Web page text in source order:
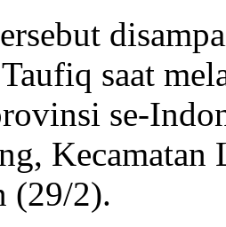
saat
se-
(29/2).